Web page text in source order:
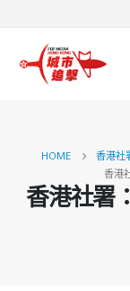
HOME 香港社
香港
香港社署